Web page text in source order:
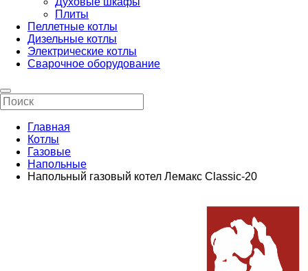
Плиты
Пеллетные котлы
Дизельные котлы
Электрические котлы
Сварочное оборудование
Главная
Котлы
Газовые
Напольные
Напольный газовый котел Лемакс Classic-20